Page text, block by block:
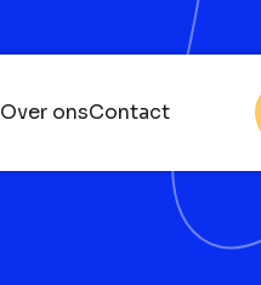
Over onsContact